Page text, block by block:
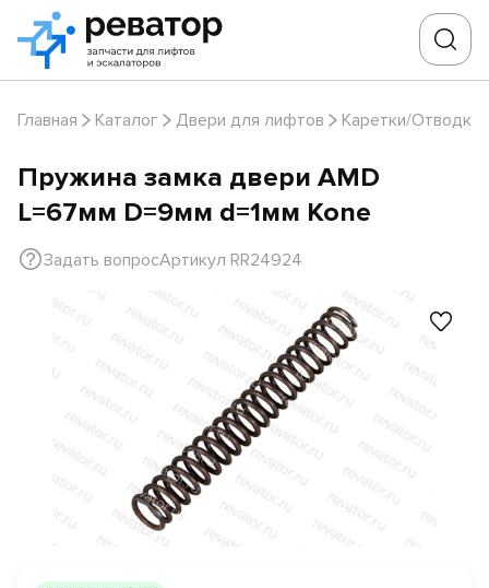
Главная Каталог Двери для лифтов Каретки/Отводки
Пружина замка двери AMD
L=67мм D=9мм d=1мм Kone
Задать вопросАртикул RR24924